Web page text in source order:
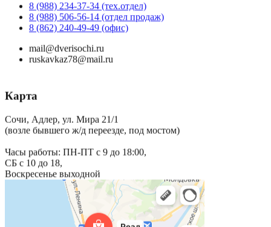
8 (988) 234-37-34 (тех.отдел)
8 (988) 506-56-14 (отдел продаж)
8 (862) 240-49-49 (офис)
mail@dverisochi.ru
ruskavkaz78@mail.ru
Карта
Сочи, Адлер, ул. Мира 21/1
(возле бывшего ж/д переезде, под мостом)
Часы работы: ПН-ПТ с 9 до 18:00,
СБ с 10 до 18,
Воскресенье выходной